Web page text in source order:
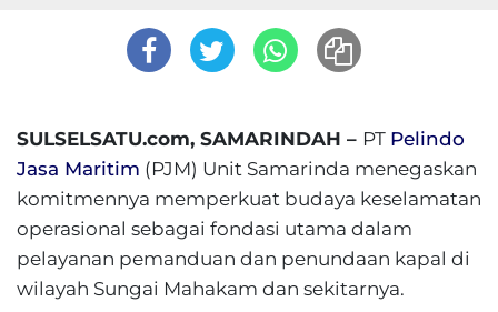
SULSELSATU.com, SAMARINDAH – PT Pelindo
Jasa Maritim (PJM) Unit Samarinda menegaskan
komitmennya memperkuat budaya keselamatan
operasional sebagai fondasi utama dalam
pelayanan pemanduan dan penundaan kapal di
wilayah Sungai Mahakam dan sekitarnya.